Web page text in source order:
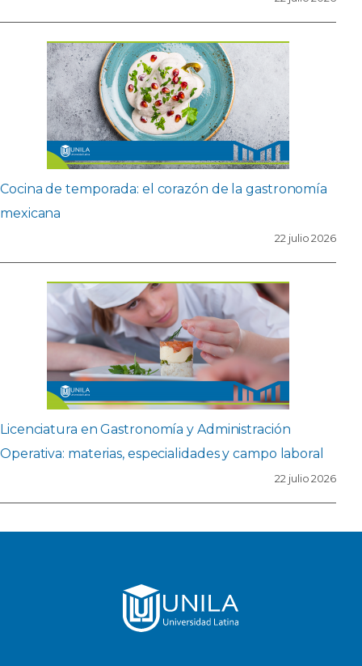
Cocina de temporada: el corazón de la gastronomía
mexicana
22 julio 2026
Licenciatura en Gastronomía y Administración
Operativa: materias, especialidades y campo laboral
22 julio 2026